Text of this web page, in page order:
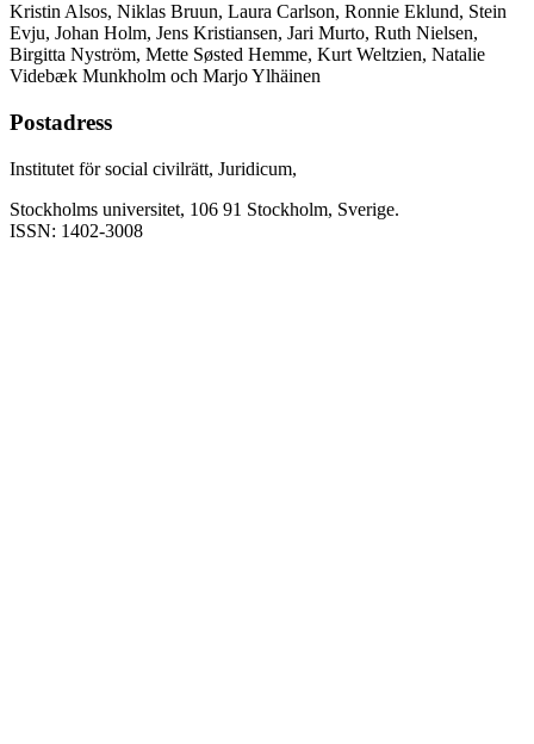
Kristin Alsos, Niklas Bruun, Laura Carlson, Ronnie Eklund, Stein
Evju, Johan Holm, Jens Kristiansen, Jari Murto, Ruth Nielsen,
Birgitta Nyström, Mette Søsted Hemme, Kurt Weltzien, Natalie
Videbæk Munkholm och Marjo Ylhäinen
Postadress
Institutet för social civilrätt, Juridicum,
Stockholms universitet, 106 91 Stockholm, Sverige.
ISSN: 1402-3008